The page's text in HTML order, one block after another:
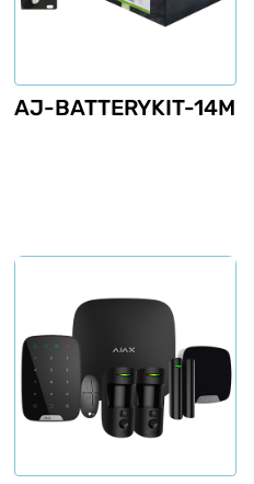
AJ-BATTERYKIT-14M